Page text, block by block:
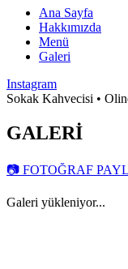
Ana Sayfa
Hakkımızda
Menü
Galeri
Instagram
Sokak Kahvecisi •
GALERİ
📷 FOTOĞRAF
Galeri yükleniyor...